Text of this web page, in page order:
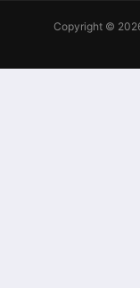
Copyright ©